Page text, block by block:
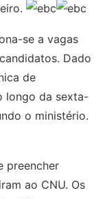
se a vagas
Dado
de
longo da sexta-
o ministério.
preencher
ao CNU. Os